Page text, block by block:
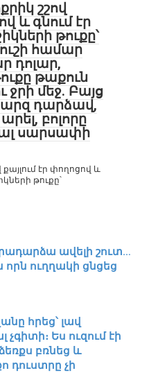
շշով
և գնում էր
թուքը՝
համար
դոլար,
թաքուն
ջրի մեջ. Բայց
դարձավ,
բոլորը
սարսափի
էր փողոցով և
թուքը՝
ավելի շուտ…
որն ուղղակի ցնցեց
հրեց՝ լավ
չգիտի։ Ես ուզում էի
բռնեց և
դուստրը չի